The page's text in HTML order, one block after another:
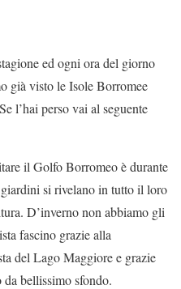
ed ogni ora del giorno
già visto le Isole Borromee
l’hai perso vai al seguente
il Golfo Borromeo è durante
si rivelano in tutto il loro
D’inverno non abbiamo gli
fascino grazie alla
del Lago Maggiore e grazie
bellissimo sfondo.